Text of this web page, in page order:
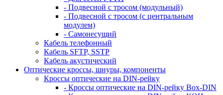
- Подвесной с тросом (модульный)
- Подвесной с тросом (с центральным
модулем)
- Самонесущий
Кабель телефонный
Кабель SFTP, SSTP
Кабель акустический
Оптические кроссы, шнуры, компоненты
Кроссы оптические на DIN-рейку
- Кроссы оптические на DIN-рейку Box-DIN